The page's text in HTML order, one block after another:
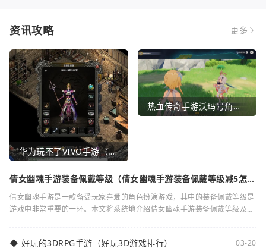
资讯攻略 更多
华为玩不了VIVO手游（华为玩不了VIVO手游怎么办）
热血传奇手游沃玛号角（热血传奇沃玛装备隐藏属性）
倩女幽魂手游装备佩戴等级（倩女幽魂手游装备佩戴等级减5怎么
倩女幽魂手游是一款备受玩家喜爱的角色扮演游戏，其中的装备佩戴等级是
游戏中非常重要的一环。本文将系统地介绍倩女幽魂手游装备佩戴等级及其
◆ 好玩的3DRPG手游（好玩3D游戏排行） 03-20